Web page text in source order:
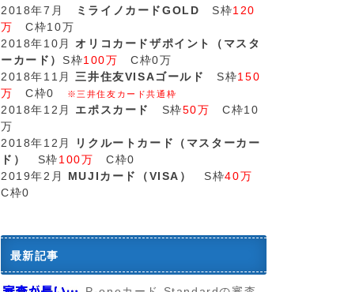
2018年7月 ミライノカードGOLD S枠120
万
C枠10万
2018年10月オリコカードザポイント（マスタ
ーカード） S枠100万
C枠0万
2018年11月 三井住友VISAゴールド S枠150
万
C枠0 ※三井住友カード共通枠
2018年12月 エポスカード S枠50万
C枠10
万
2018年12月
リクルートカード（マスターカー
ド） S枠100万 C枠0
2019年2月 MUJIカード（VISA） S枠40万
C枠0
最新記事